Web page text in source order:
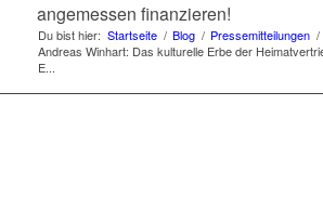
angemessen finanzieren!
Du bist hier: Startseite / Blog / Pressemitteilungen /
Andreas Winhart: Das kulturelle Erbe der
E...